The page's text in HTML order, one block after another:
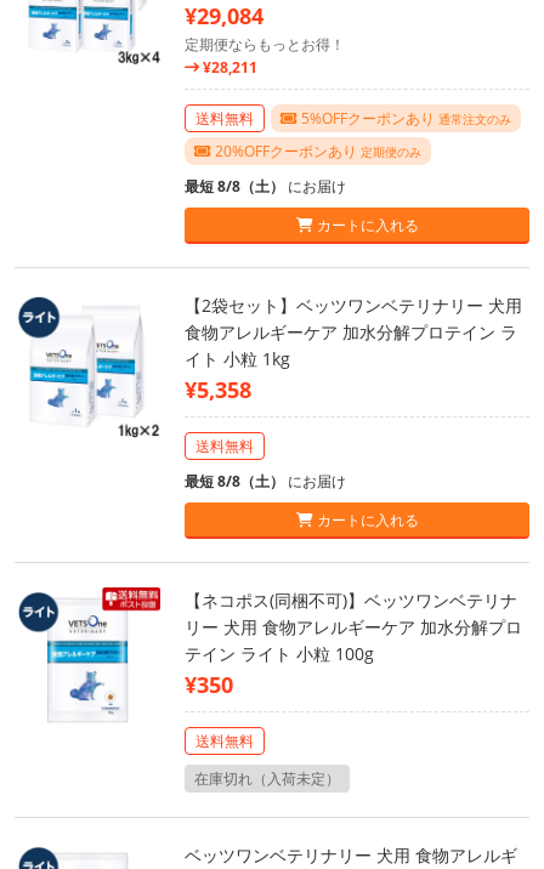
¥29,084
定期便ならもっとお得！
¥28,211
送料無料 5%OFFクーポンあり 通常注文のみ
20%OFFクーポンあり 定期便のみ
最短 8/8（土） にお届け
カートに入れる
【2袋セット】ベッツワンベテリナリー 犬用
食物アレルギーケア 加水分解プロテイン ラ
イト 小粒 1kg
¥5,358
送料無料
最短 8/8（土） にお届け
カートに入れる
【ネコポス(同梱不可)】ベッツワンベテリナ
リー 犬用 食物アレルギーケア 加水分解プロ
テイン ライト 小粒 100g
¥350
送料無料
在庫切れ（入荷未定）
ベッツワンベテリナリー 犬用 食物アレルギ